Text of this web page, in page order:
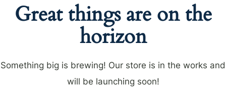
Great things are on the
horizon
Something big is brewing! Our store is in the works and
will be launching soon!